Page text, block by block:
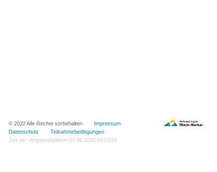
© 2022 Alle Rechte vorbehalten Impressum
Datenschutz
Teilnahmebedingungen
Zeit der Vergabeplattform 07.08.2026 04:53:43